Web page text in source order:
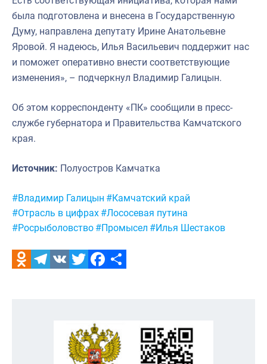
была подготовлена и внесена в Государственную
Думу, направлена депутату Ирине Анатольевне
Яровой. Я надеюсь, Илья Васильевич поддержит нас
и поможет оперативно внести соответствующие
изменения», – подчеркнул Владимир Галицын.
Об этом корреспонденту «ПК» сообщили в пресс-
службе губернатора и Правительства Камчатского
края.
Источник: Полуостров Камчатка
Метки:
#Владимир Галицын #Камчатский край
#Отрасль в цифрах #Лососевая путина
#Росрыболовство #Промысел #Илья Шестаков